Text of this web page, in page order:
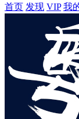
首页 发现 VIP 我